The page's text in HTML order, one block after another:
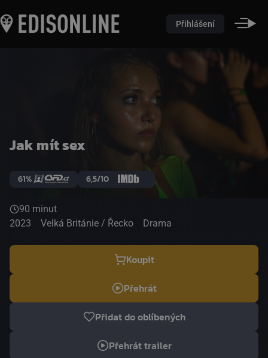
Přihlášení
Jak mít sex
61% 6,5/10
90 minut
2023
Velká Británie / Řecko Drama
Koupit
Přehrát
Přidat do oblíbených
Přehrát trailer